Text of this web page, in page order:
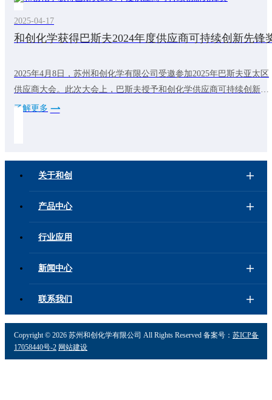
2025-04-17
和创化学获得巴斯夫2024年度供应商可持续创新先锋
2025年4月8日，苏州和创化学有限公司受邀参加2025年巴斯夫亚太区
供应商大会。此次大会上，巴斯夫授予和创化学供应商可持续创新先
锋奖。这代表和创化学在可持续发展方面做出的不断努力得到了客户
了解更多
关于和创
产品中心
行业应用
新闻中心
联系我们
Copyright © 2026 苏州和创化学有限公司 All Rights Reserved 备案号： 苏ICP备
17058440号-2 网站建设